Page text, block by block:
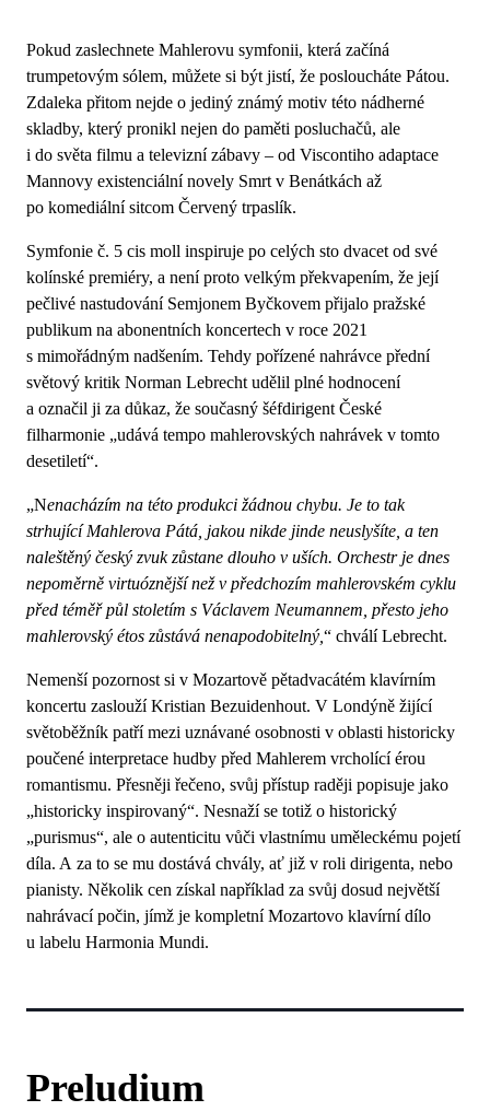
Pokud zaslechnete Mahlerovu symfonii, která začíná
trumpetovým sólem, můžete si být jistí, že posloucháte Pátou.
Zdaleka přitom nejde o jediný známý motiv této nádherné
skladby, který pronikl nejen do paměti posluchačů, ale
i do světa filmu a televizní zábavy – od Viscontiho adaptace
Mannovy existenciální novely Smrt v Benátkách až
po komediální sitcom Červený trpaslík.
Symfonie č. 5 cis moll inspiruje po celých sto dvacet od své
kolínské premiéry, a není proto velkým překvapením, že její
pečlivé nastudování Semjonem Byčkovem přijalo pražské
publikum na abonentních koncertech v roce 2021
s mimořádným nadšením. Tehdy pořízené nahrávce přední
světový kritik Norman Lebrecht udělil plné hodnocení
a označil ji za důkaz, že současný šéfdirigent České
filharmonie „udává tempo mahlerovských nahrávek v tomto
desetiletí“.
„Nenacházím na této produkci žádnou chybu. Je to tak
strhující Mahlerova Pátá, jakou nikde jinde neuslyšíte, a ten
naleštěný český zvuk zůstane dlouho v uších. Orchestr je dnes
nepoměrně virtuóznější než v předchozím mahlerovském cyklu
před téměř půl stoletím s Václavem Neumannem, přesto jeho
mahlerovský étos zůstává nenapodobitelný, “ chválí Lebrecht.
Nemenší pozornost si v Mozartově pětadvacátém klavírním
koncertu zaslouží Kristian Bezuidenhout. V Londýně žijící
světoběžník patří mezi uznávané osobnosti v oblasti historicky
poučené interpretace hudby před Mahlerem vrcholící érou
romantismu. Přesněji řečeno, svůj přístup raději popisuje jako
„historicky inspirovaný“. Nesnaží se totiž o historický
„purismus“, ale o autenticitu vůči vlastnímu uměleckému pojetí
díla. A za to se mu dostává chvály, ať již v roli dirigenta, nebo
pianisty. Několik cen získal například za svůj dosud největší
nahrávací počin, jímž je kompletní Mozartovo klavírní dílo
u labelu Harmonia Mundi.
Preludium